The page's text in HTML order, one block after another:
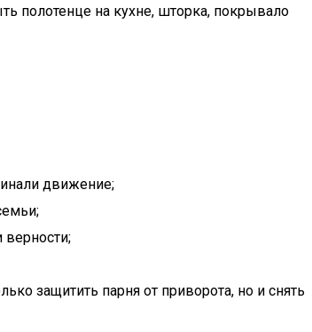
полотенце на кухне, шторка, покрывало
движение;
защитить парня от приворота, но и снять